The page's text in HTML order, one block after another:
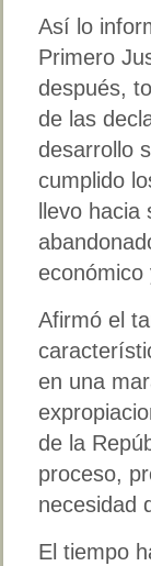
Así lo
Primero
después,
de las
desarrollo
cumplido
llevo hacia
económico
Afirmó el
en una
de la
proceso,
necesidad
El tiempo